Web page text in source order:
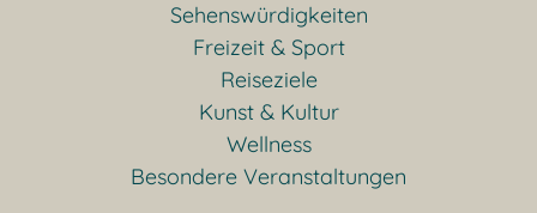
Sehenswürdigkeiten
Freizeit & Sport
Reiseziele
Kunst & Kultur
Wellness
Besondere Veranstaltungen